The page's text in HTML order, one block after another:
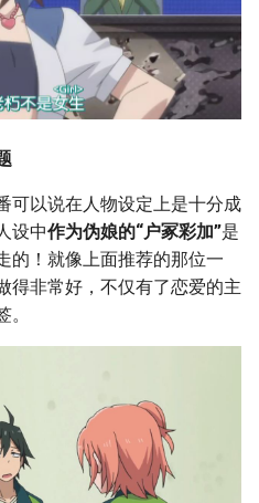
可以说在人物设定上是十分成
设中作为伪娘的“户冢彩加”是
的！就像上面推荐的那位一
得非常好，不仅有了恋爱的主